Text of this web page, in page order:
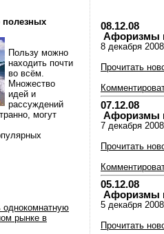
полезных
Пользу можно
находить почти
во всём.
Множество
идей и
рассуждений
могут
однокомнатную
рынке в
08.12.08
Афоризмы
8 декабря 2008
Прочитать
07.12.08
Афоризмы
7 декабря 2008
Прочитать
05.12.08
Афоризмы
5 декабря 2008
Прочитать